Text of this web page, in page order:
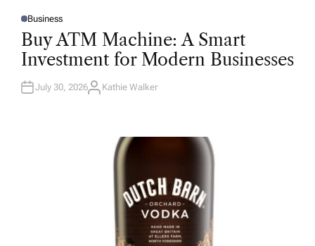
P
O
T
D
N
Business
Buy ATM Machine: A Smart
Investment for Modern Businesses
July 30, 2026A
Kathie Walker